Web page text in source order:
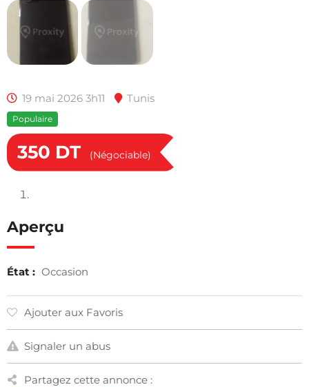
19 mai 2026 3h11 Tunis
Populaire
350 DT (Négociable)
Aperçu
État : Occasion
Ajouter aux Favoris
Signaler un abus
Partagez cette annonce :